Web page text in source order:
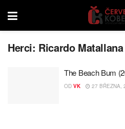
Herci: Ricardo Matallana
The Beach Bum
OD VK 27 BŘEZNA,